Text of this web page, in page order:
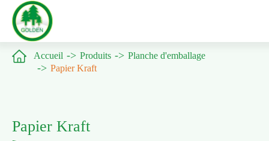
 Accueil Produits
Planche d'emballage
Papier Kraft
Papier Kraft